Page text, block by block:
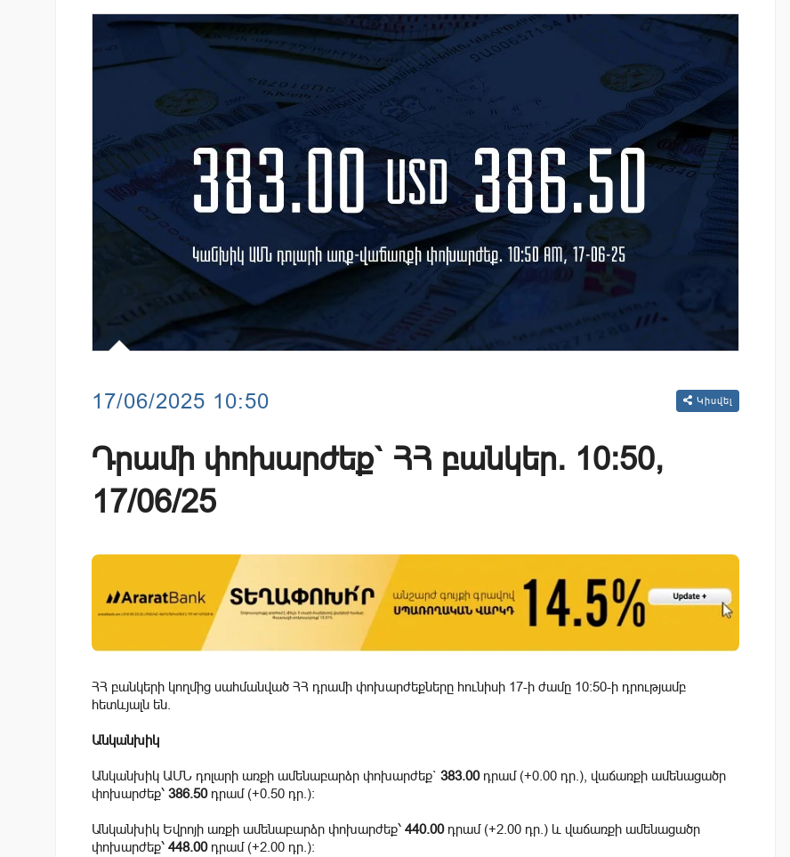
17/06/2025 10:50 Կիսվել
Դրամի փոխարժեք` ՀՀ բանկեր. 10:50,
17/06/25
ՀՀ բանկերի կողմից սահմանված ՀՀ դրամի փոխարժեքները հունիսի 17-ի ժամը 10:50-ի դրությամբ
հետևյալն են.
Անկանխիկ
Անկանխիկ ԱՄՆ դոլարի առքի ամենաբարձր փոխարժեք` 383.00դրամ (+0.00 դր.), վաճառքի ամենացածր
փոխարժեք՝ 386.50դրամ (+0.50 դր.):
Անկանխիկ Եվրոյի առքի ամենաբարձր փոխարժեք՝ 440.00դրամ (+2.00 դր.) և վաճառքի ամենացածր
փոխարժեք՝ 448.00դրամ (+2.00 դր.):
է նոր Mastercard
և հատուկ արշավով
Moody’s-ը IDBank-ի վարկանիշային
հեռանկարը փոխել է դրականի
Ucom-ի աջակցությամբ ներկայացվեց
«Մտապահիր կենդանիներին» կրթական
խաղը